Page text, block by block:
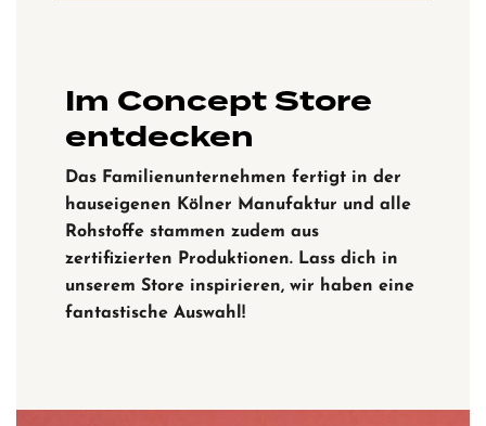
Im Concept Store
entdecken
Das Familienunternehmen fertigt in der
hauseigenen Kölner Manufaktur und alle
Rohstoffe stammen zudem aus
zertifizierten Produktionen. Lass dich in
unserem Store inspirieren, wir haben eine
fantastische Auswahl!